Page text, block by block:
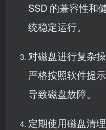
SSD 的兼容性和
统稳定运行。
对磁盘进行复杂
严格按照软件提
导致磁盘故障。
定期使用磁盘清